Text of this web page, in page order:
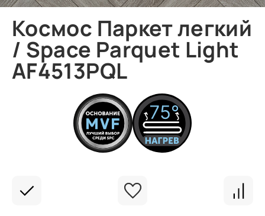
Космос Паркет легкий
/ Space Parquet Light
AF4513PQL